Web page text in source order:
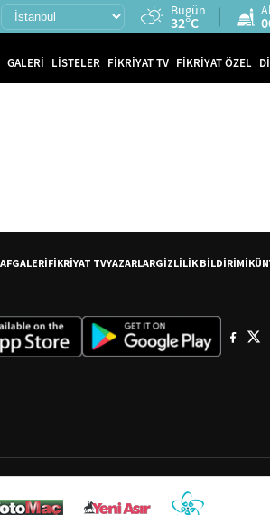
Bugün
32°C
GALERİ LİSTELER FİKRİYAT TV FİKRİYAT ÖZEL
GALERİFİKRİYAT TVYAZARLARGİZLİLİK BİLDİRİMİ